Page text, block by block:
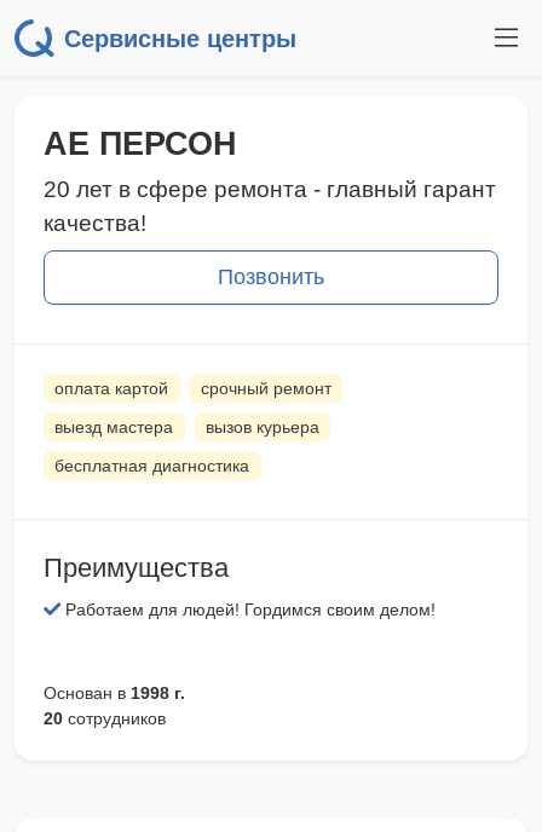
Сервисные центры
АЕ ПЕРСОН
20 лет в сфере ремонта - главный гарант
качества!
Позвонить
оплата картой срочный ремонт
выезд мастера вызов курьера
бесплатная диагностика
Преимущества
Работаем для людей! Гордимся своим делом!
Основан в 1998 г.
20 сотрудников